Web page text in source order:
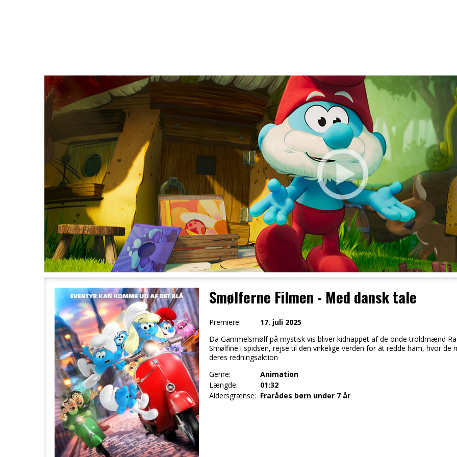
Smølferne Filmen - Med dansk tale
Premiere:
17. juli 2025
Da Gammelsmølf på mystisk vis bliver kidnappet af de onde troldmænd
Smølfine i spidsen, rejse til den virkelige verden for at redde ham, hvor
deres redningsaktion
Genre:
Animation
Længde:
01:32
Aldersgrænse: Frarådes børn under 7 år